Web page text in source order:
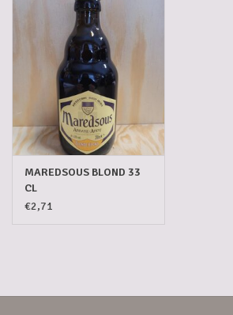
MAREDSOUS BLOND 33
CL
€2,71